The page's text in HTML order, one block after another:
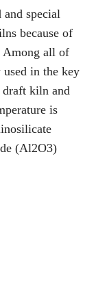
and special
because of
Among all of
in the key
kiln and
is
(Al2O3)